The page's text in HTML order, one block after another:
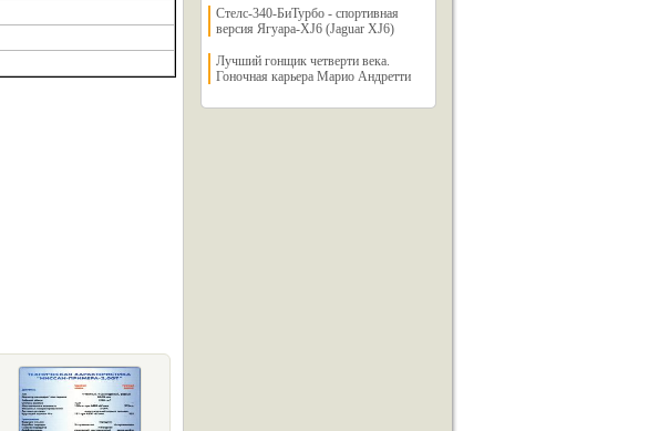
Стелс-340-БиТурбо - спортивная
версия Ягуара-XJ6 (Jaguar XJ6)
Лучший гонщик четверти века.
Гоночная карьера Марио Андретти